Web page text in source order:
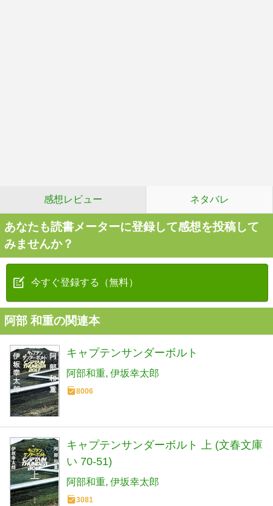
感想レビュー ネタバレ
あなたも読書メーターに登録して感想を投稿して
みませんか？
今すぐ登録する（無料）
阿部 和重の関連本
キャプテンサンダーボルト
阿部和重 伊坂幸太郎
8006
キャプテンサンダーボルト 上 (文春文庫
い 70-51)
阿部和重 伊坂幸太郎
3081